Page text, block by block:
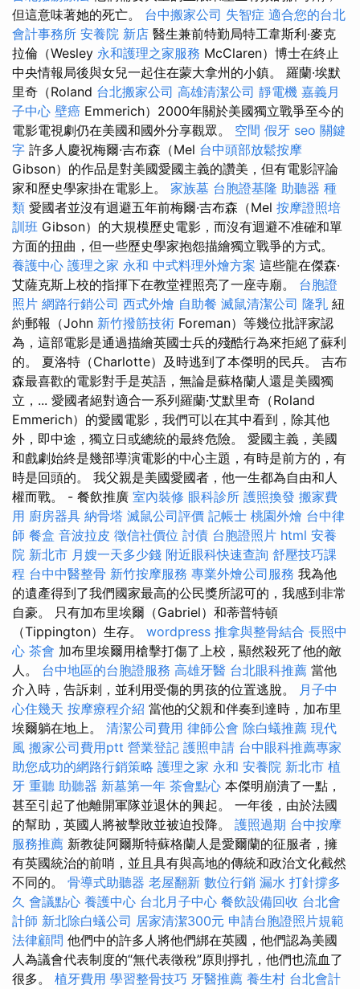
但這意味著她的死亡。 台中搬家公司 失智症 適合您的台北
會計事務所 安養院 新店 醫生兼前特勤局特工韋斯利·麥克
拉倫（Wesley 永和護理之家服務 McClaren）博士在終止
中央情報局後與女兒一起住在蒙大拿州的小鎮。 羅蘭·埃默
里奇（Roland 台北搬家公司 高雄清潔公司 靜電機 嘉義月
子中心 壁癌 Emmerich）2000年關於美國獨立戰爭至今的
電影電視劇仍在美國和國外分享觀眾。 空間 假牙 seo 關鍵
字 許多人慶祝梅爾·吉布森（Mel 台中頭部放鬆按摩
Gibson）的作品是對美國愛國主義的讚美，但有電影評論
家和歷史學家掛在電影上。 家族墓 台胞證基隆 助聽器 種
類 愛國者並沒有迴避五年前梅爾·吉布森（Mel 按摩證照培
訓班 Gibson）的大規模歷史電影，而沒有迴避不准確和單
方面的扭曲，但一些歷史學家抱怨描繪獨立戰爭的方式。
養護中心 護理之家 永和 中式料理外燴方案 這些龍在傑森·
艾薩克斯上校的指揮下在教堂裡照亮了一座寺廟。 台胞證
照片 網路行銷公司 西式外燴 自助餐 滅鼠清潔公司 隆乳 紐
約郵報（John 新竹撥筋技術 Foreman）等幾位批評家認
為，這部電影是通過描繪英國士兵的殘酷行為來拒絕了蘇利
的。 夏洛特（Charlotte）及時逃到了本傑明的民兵。 吉布
森最喜歡的電影對手是英語，無論是蘇格蘭人還是美國獨
立，... 愛國者絕對適合一系列羅蘭·艾默里奇（Roland
Emmerich）的愛國電影，我們可以在其中看到，除其他
外，即中途，獨立日或總統的最終危險。 愛國主義，美國
和戲劇始終是幾部導演電影的中心主題，有時是前方的，有
時是回頭的。 我父親是美國愛國者，他一生都為自由和人
權而戰。 - 餐飲推廣 室內裝修 眼科診所 護照換發 搬家費
用 廚房器具 納骨塔 滅鼠公司評價 記帳士 桃園外燴 台中律
師 餐盒 音波拉皮 徵信社價位 討債 台胞證照片 html 安養
院 新北市 月嫂一天多少錢 附近眼科快速查詢 舒壓技巧課
程 台中中醫整骨 新竹按摩服務 專業外燴公司服務 我為他
的遺產得到了我們國家最高的公民獎所認可的，我感到非常
自豪。 只有加布里埃爾（Gabriel）和蒂普特頓
（Tippington）生存。 wordpress 推拿與整骨結合 長照中
心 茶會 加布里埃爾用槍擊打傷了上校，顯然殺死了他的敵
人。 台中地區的台胞證服務 高雄牙醫 台北眼科推薦 當他
介入時，告訴刺，並利用受傷的男孩的位置逃脫。 月子中
心住幾天 按摩療程介紹 當他的父親和伴奏到達時，加布里
埃爾躺在地上。 清潔公司費用 律師公會 除白蟻推薦 現代
風 搬家公司費用ptt 營業登記 護照申請 台中眼科推薦專家
助您成功的網路行銷策略 護理之家 永和 安養院 新北市 植
牙 重聽 助聽器 新墓第一年 茶會點心 本傑明崩潰了一點，
甚至引起了他離開軍隊並退休的興起。 一年後，由於法國
的幫助，英國人將被擊敗並被迫投降。 護照過期 台中按摩
服務推薦 新教徒阿爾斯特蘇格蘭人是愛爾蘭的征服者，擁
有英國統治的前哨，並且具有與高地的傳統和政治文化截然
不同的。 骨導式助聽器 老屋翻新 數位行銷 漏水 打針撐多
久 會議點心 養護中心 台北月子中心 餐飲設備回收 台北會
計師 新北除白蟻公司 居家清潔300元 申請台胞證照片規範
法律顧問 他們中的許多人將他們綁在英國，他們認為美國
人為議會代表制度的“無代表徵稅”原則掙扎，他們也流血了
很多。 植牙費用 學習整骨技巧 牙醫推薦 養生村 台北會計